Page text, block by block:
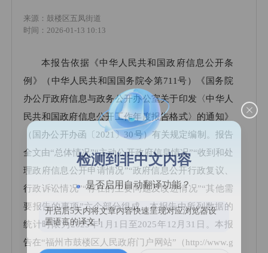
来源：鼓楼区五凤街道
时间：2026-01-13 10:13
本报告依据《中华人民共和国政府信息公开条
例》（中华人民共和国国务院令第711号）《国务院
办公厅政府信息与政务公开办公室关于印发〈中华人
民共和国政府信息公开工作年度报告格式〉的通知》
（国办公开办函〔2021〕30号）有关规定编制。报告
全文由“总体情况”“主动公开政府信息情况”“收到和处
理政府信息公开申请情况”“政府信息公开行政复议、
行政诉讼情况”“存在的主要问题及改进情况”“其他需
要报告的事项”六个部分组成。本报告中所列数据的
统计时限为2025年1月1日至2025年12月31日。本报
告在“福州市鼓楼区人民政府门户网站”（http://www.g
检测到非中文内容
是否启用自动翻译功能？
开启后5天内将文章内容快速呈现对应浏览器设
置语言的译文！